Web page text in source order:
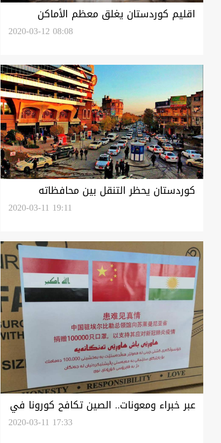
اقليم كوردستان يغلق معظم الأماكن
2020-03-12 08:08
كوردستان يحظر التنقل بين محافظاته
والتنقل البري والجوي مع المدن العراقية
2020-03-11 19:11
عبر خبراء ومعونات.. الصين تكافح كورونا في
2020-03-11 17:33